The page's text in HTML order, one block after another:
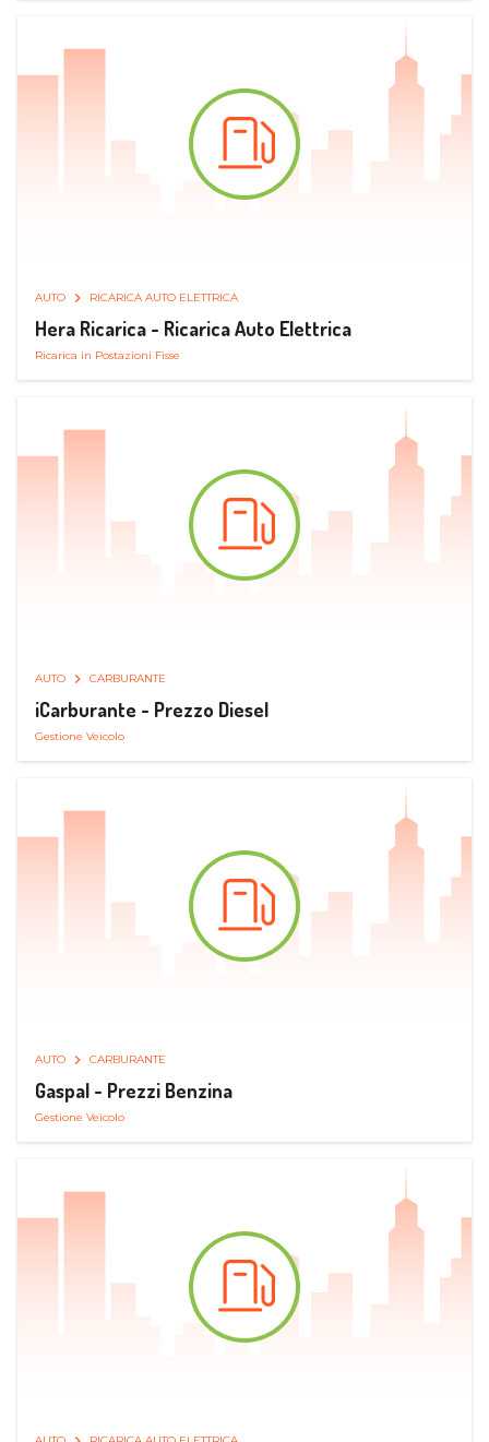
AUTO RICARICA AUTO ELETTRICA
Hera Ricarica - Ricarica Auto Elettrica
Ricarica in Postazioni Fisse
AUTO CARBURANTE
iCarburante - Prezzo Diesel
Gestione Veicolo
AUTO CARBURANTE
Gaspal - Prezzi Benzina
Gestione Veicolo